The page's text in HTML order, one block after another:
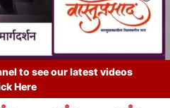
to see our latest videos
Here